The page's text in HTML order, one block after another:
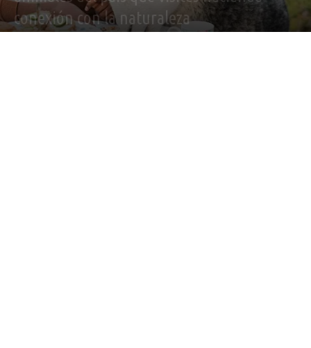
conexión con la naturaleza